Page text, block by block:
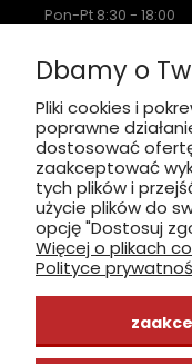
Pon-Pt 8:30 - 18:00
Płatność: gotówka,
Dbamy o
Pliki cookies i
poprawne
dostosować
zaakceptować
tych plików i
użycie plików do
opcję "Dostosuj
Więcej o plikach
Polityce